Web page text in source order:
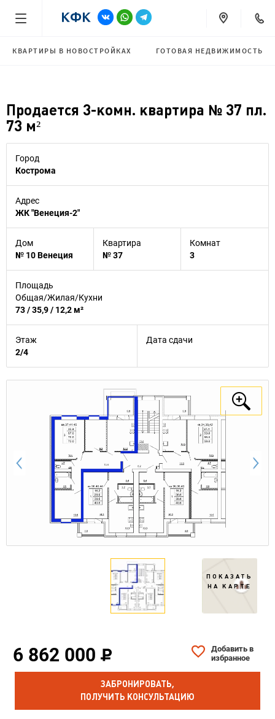
КВАРТИРЫ В НОВОСТРОЙКАХ ГОТОВАЯ НЕДВИЖИМОСТЬ
Продается 3-комн. квартира № 37 пл.
73 м²
Город
Кострома
Адрес
ЖК "Венеция-2"
Дом
№ 10 Венеция
Квартира
№ 37
Комнат
3
Площадь
Общая/Жилая/Кухни
73 / 35,9 / 12,2 м²
Этаж
2/4
Дата сдачи
ПОКАЗАТЬ
НА КАРТЕ
6 862 000
Добавить в
избранное
ЗАБРОНИРОВАТЬ,
ПОЛУЧИТЬ КОНСУЛЬТАЦИЮ